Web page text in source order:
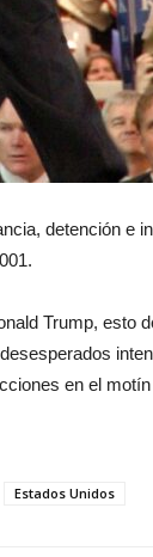
detención e
Trump, esto
en el
Estados Unidos